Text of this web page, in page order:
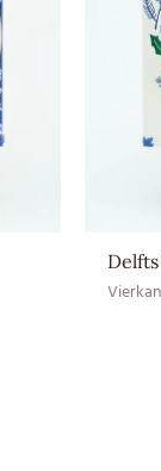
(12–20 ⁰C)